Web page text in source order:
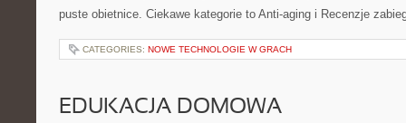
puste obietnice. Ciekawe kategorie to Anti-aging i Recenzje
CATEGORIES: NOWE TECHNOLOGIE W GRACH
EDUKACJA DOMOWA